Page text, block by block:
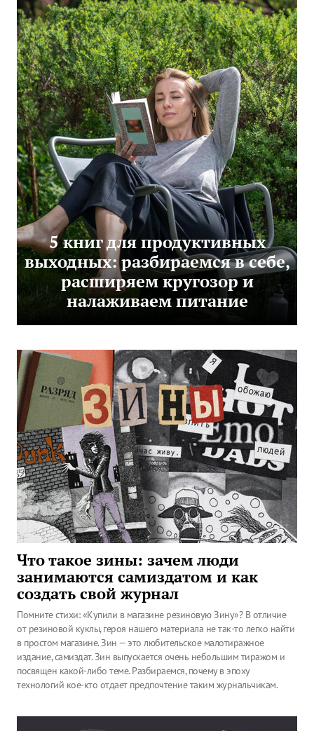
5 книг для продуктивных
выходных: разбираемся в себе,
расширяем кругозор и
налаживаем питание
Что такое зины: зачем люди
занимаются самиздатом и как
создать свой журнал
Помните стихи: «Купили в магазине резиновую Зину»? В отличие
от резиновой куклы, героя нашего материала не так-то легко найти
в простом магазине. Зин — это любительское малотиражное
издание, самиздат. Зин выпускается очень небольшим тиражом и
посвящен какой-либо теме. Разбираемся, почему в эпоху
технологий кое-кто отдает предпочтение таким журнальчикам.